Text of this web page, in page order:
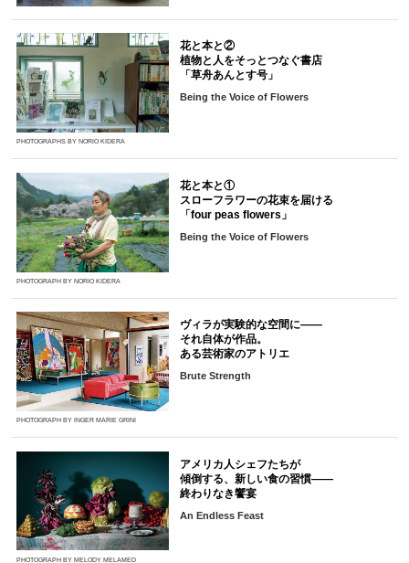
PHOTOGRAPHS BY NORIO KIDERA
花と本と②
植物と人をそっとつなぐ書店
「草舟あんとす号」
Being the Voice of Flowers
PHOTOGRAPH BY NORIO KIDERA
花と本と①
スローフラワーの花束を届ける
「four peas flowers」
Being the Voice of Flowers
PHOTOGRAPH BY INGER MARIE GRINI
ヴィラが実験的な空間に――
それ自体が作品。
ある芸術家のアトリエ
Brute Strength
PHOTOGRAPH BY MELODY MELAMED
アメリカ人シェフたちが
傾倒する、新しい食の習慣――
終わりなき饗宴
An Endless Feast